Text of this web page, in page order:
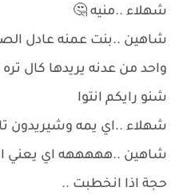
شهلاء ..منيه 🤔
شاهين ..بنت عمنه عادل
واحد من عدنه يريدها كال
شنو رايكم انتوا
شهلاء ..اي يمه وشيريدون
شاهين ..هههههه اي يعني
حجة اذا انخطبت ..